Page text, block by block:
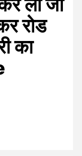
लो जी
रोड
का